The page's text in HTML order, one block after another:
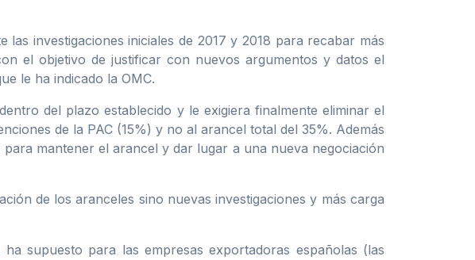
investigaciones iniciales de 2017 y 2018 para recabar más
el objetivo de justificar con nuevos argumentos y datos el
le ha indicado la OMC.
del plazo establecido y le exigiera finalmente eliminar el
de la PAC (15%) y no al arancel total del 35%. Además
mantener el arancel y dar lugar a una nueva negociación
de los aranceles sino nuevas investigaciones y más carga
supuesto para las empresas exportadoras españolas (las